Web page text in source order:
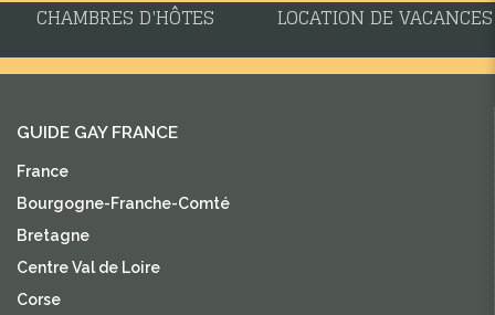
CHAMBRES D'HÔTES LOCATION DE VACANCES
GUIDE GAY FRANCE
France
Bourgogne-Franche-Comté
Bretagne
Centre Val de Loire
Corse